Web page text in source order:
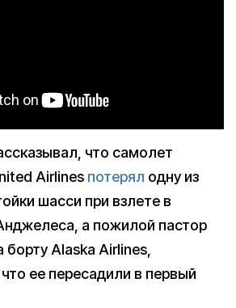
что самолет
Airlines потерял одну из
шасси при взлете в
а пожилой пастор
борту Alaska Airlines,
ее пересадили в первый